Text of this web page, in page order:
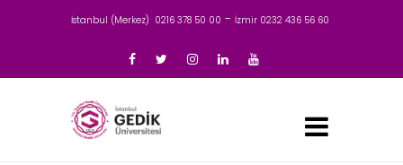
İstanbul (Merkez) 0216 378 50 00 - İzmir 0232 436 56 60